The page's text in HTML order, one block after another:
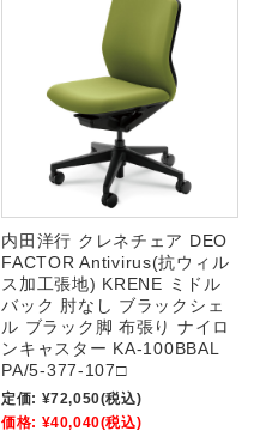
内田洋行 クレネチェア DEO
FACTOR Antivirus(抗ウィル
ス加工張地) KRENE ミドル
バック 肘なし ブラックシェ
ル ブラック脚 布張り ナイロ
ンキャスター KA-100BBAL
PA/5-377-107□
定価: ¥72,050(税込)
価格: ¥40,040(税込)